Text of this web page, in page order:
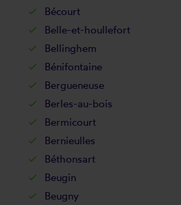
Bécourt
Belle-et-houllefort
Bellinghem
Bénifontaine
Bergueneuse
Berles-au-bois
Bermicourt
Bernieulles
Béthonsart
Beugin
Beugny